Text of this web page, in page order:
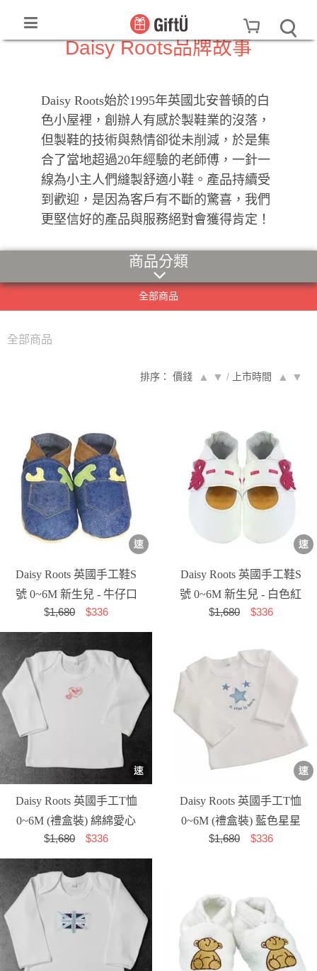
Daisy Roots品牌故事
Daisy Roots始於1995年英國北安普頓的白
色小屋裡，創辦人有感於製鞋業的沒落，
但製鞋的技術與熱情卻從未削減，於是集
合了當地超過20年經驗的老師傅，一針一
線為小主人們縫製舒適小鞋。產品持續受
到歡迎，是因為客戶有不斷的驚喜，我們
更堅信好的產品與服務絕對會獲得肯定！
商品分類
全部商品
全部商品
排序： 價錢 ▲ ▼ / 上市時間 ▲ ▼
Daisy Roots 英國手工鞋S
號 0~6M 新生兒 - 牛仔口
袋 DP...
$1,680 $336
Daisy Roots 英國手工鞋S
號 0~6M 新生兒 - 白色紅
緞帶 M...
$1,680$336
Daisy Roots 英國手工T恤
0~6M (禮盒裝) 綿綿愛心
$1,680 $336
Daisy Roots 英國手工T恤
0~6M (禮盒裝) 藍色星星
$1,680$336